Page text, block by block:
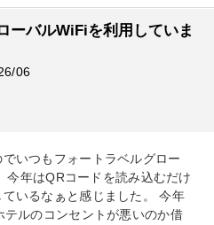
ーバルWiFiを利用していま
06
いつもフォートラベルグロー
今年はQRコードを読み込むだけ
いるなぁと感じました。 今年
ルのコンセントが悪いのか借